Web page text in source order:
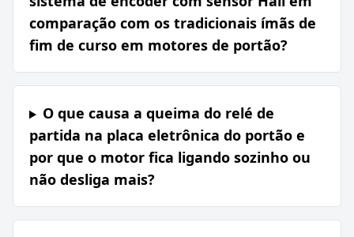
comparação com os tradicionais ímãs de
fim de curso em motores de portão?
O que causa a queima do relé de
partida na placa eletrônica do portão e
por que o motor fica ligando sozinho ou
não desliga mais?